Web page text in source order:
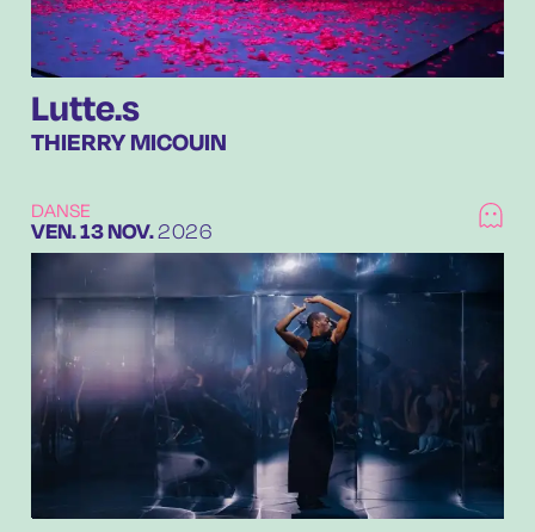
Lutte.s
THIERRY MICOUIN
DANSE
VENDREDI
VEN.13NOVEMBRE
NOV.2026